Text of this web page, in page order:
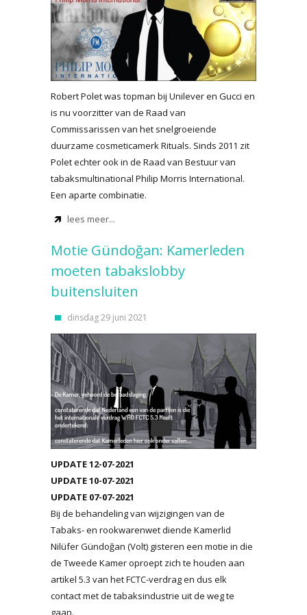
Robert Polet was topman bij Unilever en Gucci en
is nu voorzitter van de Raad van
Commissarissen van het snelgroeiende
duurzame cosmeticamerk Rituals. Sinds 2011 zit
Polet echter ook in de Raad van Bestuur van
tabaksmultinational Philip Morris International.
Een aparte combinatie.
lees meer...
Motie Gündoğan: Kamerleden
moeten tabakslobby
buitensluiten
dinsdag 29 juni 2021
UPDATE 12-07-2021
UPDATE 10-07-2021
UPDATE 07-07-2021
Bij de behandeling van wijzigingen van de
Tabaks- en rookwarenwet diende Kamerlid
Nilüfer Gündoğan (Volt) gisteren een motie in die
de Tweede Kamer oproept zich te houden aan
artikel 5.3 van het FCTC-verdrag en dus elk
contact met de tabaksindustrie uit de weg te
gaan.